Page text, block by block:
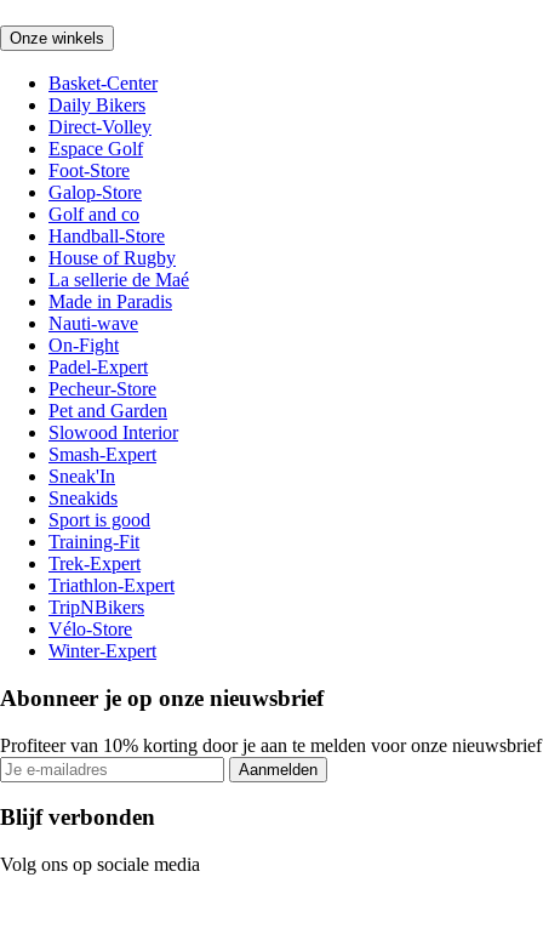
Onze winkels
Basket-Center
Daily Bikers
Direct-Volley
Espace Golf
Foot-Store
Galop-Store
Golf and co
Handball-Store
House of Rugby
La sellerie de Maé
Made in Paradis
Nauti-wave
On-Fight
Padel-Expert
Pecheur-Store
Pet and Garden
Slowood Interior
Smash-Expert
Sneak'In
Sneakids
Sport is good
Training-Fit
Trek-Expert
Triathlon-Expert
TripNBikers
Vélo-Store
Winter-Expert
Abonneer je op onze nieuwsbrief
Profiteer van 10% korting door je aan te melden voor onze nieuwsbrief
Aanmelden
Blijf verbonden
Volg ons op sociale media